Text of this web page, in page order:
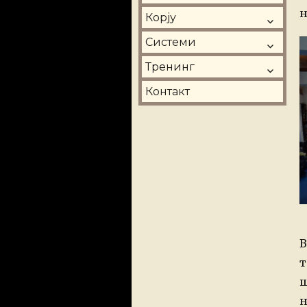
Корју
Системи
Тренинг
Контакт